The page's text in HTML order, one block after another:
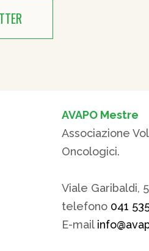
AVAPO Mestre
Associazione
Oncologici.
Viale Garibaldi,
telefono 041
E-mail